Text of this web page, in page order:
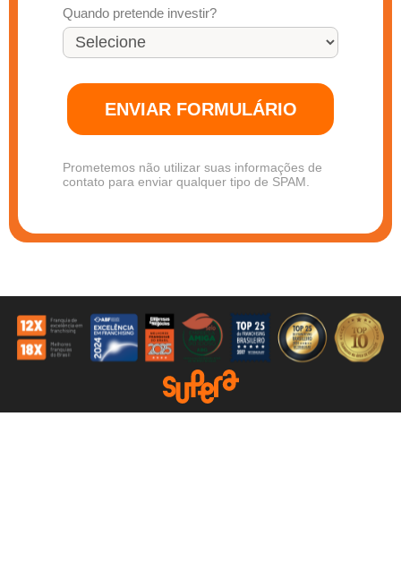
sua
unidade?
*
Quando pretende investir?
ENVIAR FORMULÁRIO
Prometemos não utilizar suas informações de
contato para enviar qualquer tipo de SPAM.